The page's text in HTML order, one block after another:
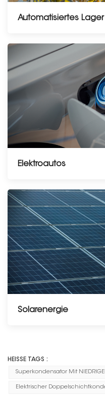
Automatisiertes Lager
Elektroautos
Solarenergie
HEISSE TAGS :
Superkondensator Mit
Elektrischer